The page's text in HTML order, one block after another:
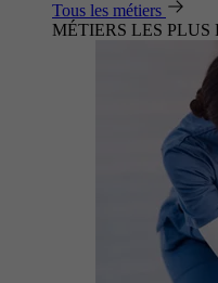
Tous les métiers
MÉTIERS LES PLUS